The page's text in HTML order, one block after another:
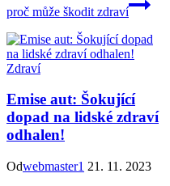
proč může škodit zdraví
Zdraví
Emise aut: Šokující
dopad na lidské zdraví
odhalen!
Odwebmaster1 21. 11. 2023